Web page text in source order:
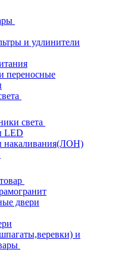
и удлинители
переносные
света
LED
накаливания(ЛОН)
двери
и